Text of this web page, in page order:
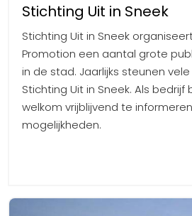
Stichting Uit in Sneek
Stichting Uit in Sneek
Promotion een aantal grote
in de stad. Jaarlijks steunen
Stichting Uit in Sneek. Als
welkom vrijblijvend te
mogelijkheden.